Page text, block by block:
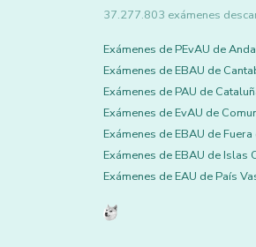
37.277.803 exámenes
Exámenes de PEvAU de
Exámenes de EBAU de
Exámenes de PAU de
Exámenes de EvAU de
Exámenes de EBAU de
Exámenes de EBAU de Islas
Exámenes de EAU de País